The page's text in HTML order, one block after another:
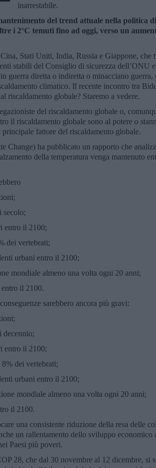
inarrestabile.
del trend attuale nella politica di
i 2°C temuti fino ad oggi, verso un
Stati Uniti, India, Russia e Giappone, che
stabili del Consiglio di sicurezza dell’ONU
guerra diretta o indiretta o minacciano guerra,
climatico. Il recente incontro tra
riscaldamento globale? Staremo a vedere.
del riscaldamento globale o,
il riscaldamento globale sono al potere o
fattore del riscaldamento globale.
Change) ha pubblicato un rapporto che
della temperatura venga mantenuto
secolo;
entro il 2100;
dei vertebrati;
urbani entro il 2100;
mondiale almeno una volta ogni 20 anni;
il 2100.
sarebbero ancora più gravi:
decennio;
entro il 2100;
dei vertebrati;
urbani entro il 2100;
mondiale almeno una volta ogni 20 anni;
il 2100.
una consistente riduzione della resa delle
un rallentamento dello sviluppo economico
Paesi più poveri.
28, che dal 30 novembre al 12 dicembre, si